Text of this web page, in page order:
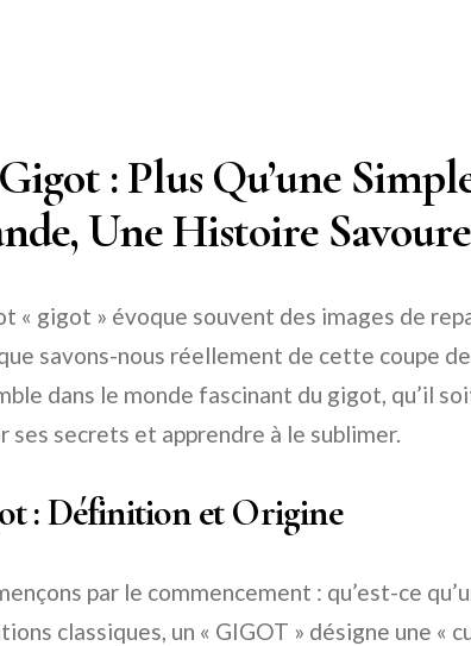
: Plus Qu’une
Une Histoire
« gigot » évoque souvent des images de
savons-nous réellement de cette coupe
dans le monde fascinant du gigot, qu’il
ses secrets et apprendre à le sublimer.
: Définition et Origine
par le commencement : qu’est-ce
classiques, un « GIGOT » désigne une «